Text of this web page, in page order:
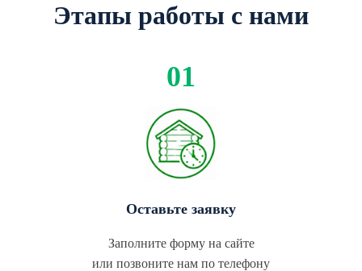
Этапы работы с нами
Оставьте заявку
Заполните форму на сайте
или позвоните нам по телефону